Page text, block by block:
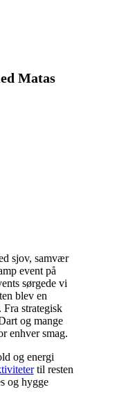
Matas
sjov, samvær
event på
sørgede vi
blev en
strategisk
og mange
enhver smag.
og energi
til resten
og hygge